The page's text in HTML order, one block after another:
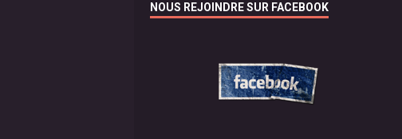
NOUS REJOINDRE SUR FACEBOOK